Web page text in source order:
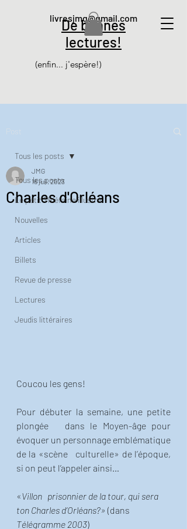
De bonnes
lectures!
(enfin... j'espère!)
livresjmg@gmail.com
Tous les posts
Le petit Thiéfaine illustré
Nouvelles
Articles
Billets
Revue de presse
Lectures
Jeudis littéraires
Tous les posts
Charles d'Orléans
JMG
16 juil. 2023
Coucou les gens!
Pour débuter la semaine, une petite
plongée   dans le Moyen-âge pour
évoquer un personnage emblématique
de la «scène   culturelle» de l’époque,
si on peut l’appeler ainsi…
«Villon   prisonnier de la tour, qui sera
ton Charles d’Orléans?» (dans
Télégramme 2003)